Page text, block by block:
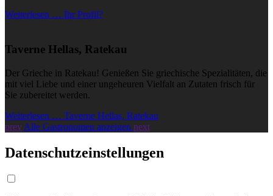
Weiterlesen … Ihr Profil?
Taverne Hellas, Ratekau
Der Grieche in Ratekau! Genießen Sie griechische Spezialitäten, die
mit viel Liebe und einer ungeheuren Vielfalt an Zutaten frisch für
Sie zubereitet werden.
Weiterlesen … Taverne Hellas, Ratekau
prev Alle Gastronomen anzeigen next
Datenschutzeinstellungen